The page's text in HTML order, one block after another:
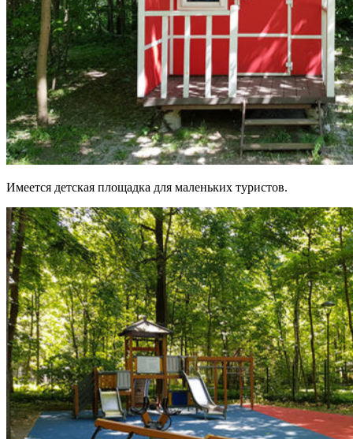
Имеется детская площадка для маленьких туристов.